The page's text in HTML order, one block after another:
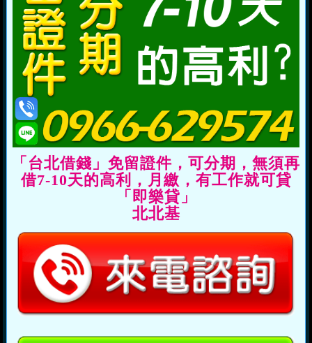
「台北借錢」免留證件，可分期，無須再
借7-10天的高利，月繳，有工作就可貸
「即樂貸」
北北基